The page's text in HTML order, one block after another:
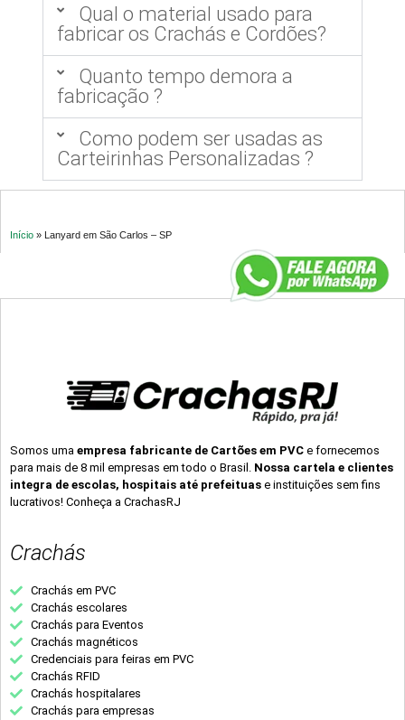
Qual o material usado para
fabricar os Crachás e Cordões?
Quanto tempo demora a
fabricação ?
Como podem ser usadas as
Carteirinhas Personalizadas ?
Início » Lanyard em São Carlos – SP
Somos uma empresa fabricante de Cartões em PVC e fornecemos
para mais de 8 mil empresas em todo o Brasil. Nossa cartela e clientes
integra de escolas, hospitais até prefeituas e instituições sem fins
lucrativos! Conheça a CrachasRJ
Crachás
Crachás em PVC
Crachás escolares
Crachás para Eventos
Crachás magnéticos
Credenciais para feiras em PVC
Crachás RFID
Crachás hospitalares
Crachás para empresas